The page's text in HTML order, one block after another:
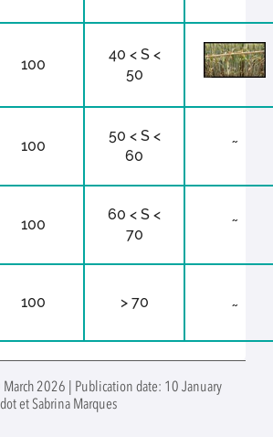
100
40 < S <
50
100
50 < S <
60
˜
100
60 < S <
70
˜
100 > 70 ˜
2026 | Publication date: 10 January
et Sabrina Marques